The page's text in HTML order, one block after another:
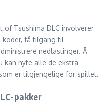
of Tsushima DLC involverer
koder, få tilgang til
nedlastinger. Å
kan nyte alle de ekstra
er tilgjengelige for spillet.
pakker